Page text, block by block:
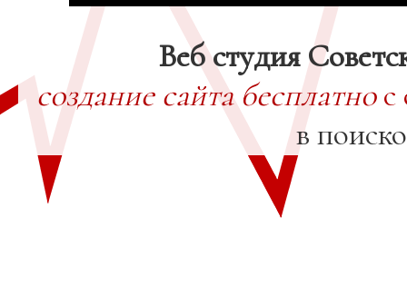
Веб студия
создание сайта бесплатнос
в